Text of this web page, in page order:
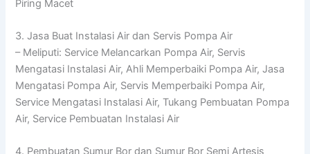
Piring Macet
3. Jasa Buat Instalasi Air dan Servis Pompa Air
– Meliputi: Service Melancarkan Pompa Air, Servis
Mengatasi Instalasi Air, Ahli Memperbaiki Pompa Air, Jasa
Mengatasi Pompa Air, Servis Memperbaiki Pompa Air,
Service Mengatasi Instalasi Air, Tukang Pembuatan Pompa
Air, Service Pembuatan Instalasi Air
4. Pembuatan Sumur Bor dan Sumur Bor Semi Artesis